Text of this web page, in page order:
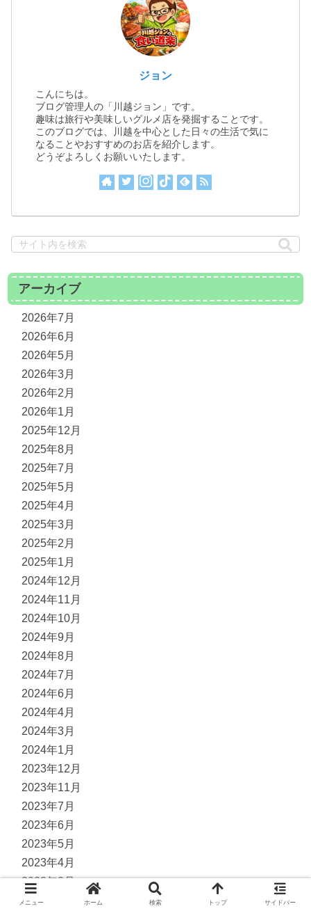
ジョン
こんにちは。
ブログ管理人の「川越ジョン」です。
趣味は旅行や美味しいグルメ店を発掘することです。
このブログでは、川越を中心とした日々の生活で気に
なることやおすすめのお店を紹介します。
どうぞよろしくお願いいたします。
アーカイブ
2026年7月
2026年6月
2026年5月
2026年3月
2026年2月
2026年1月
2025年12月
2025年8月
2025年7月
2025年5月
2025年4月
2025年3月
2025年2月
2025年1月
2024年12月
2024年11月
2024年10月
2024年9月
2024年8月
2024年7月
2024年6月
2024年4月
2024年3月
2024年1月
2023年12月
2023年11月
2023年7月
2023年6月
2023年5月
2023年4月
2023年3月
2023年2月
メニュー ホーム 検索 トップ サイドバー